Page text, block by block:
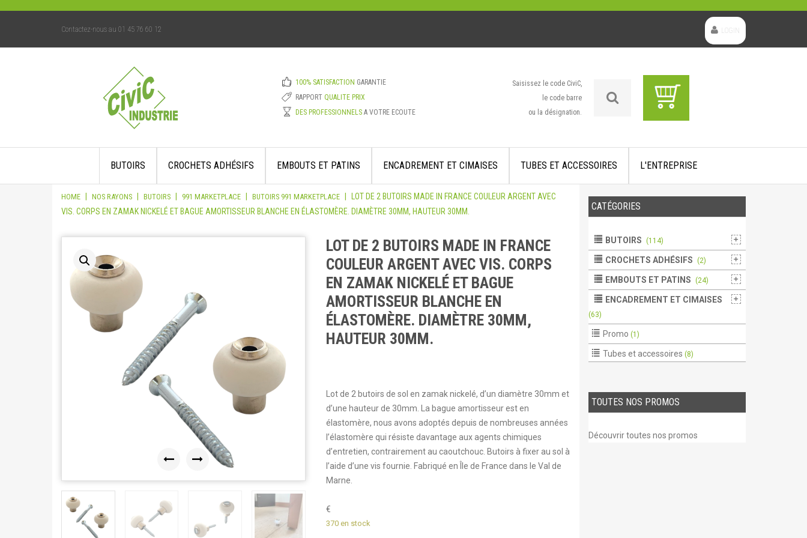
Contactez-nous au 01 45 76 60 12
100% SATISFACTION GARANTIE
RAPPORT QUALITE PRIX
DES PROFESSIONNELSA VOTRE ECOUTE
Saisissez le code CiviC,
le code barre
ou la désignation.
content
BUTOIRS CROCHETS ADHÉSIFS EMBOUTS ET PATINS ENCADREMENT ET CIMAISES TUBES ET ACCESSOIRES L'ENTREPRISE
HOME NOS RAYONS BUTOIRS 991 MARKETPLACE BUTOIRS 991 MARKETPLACE
LOT DE 2 BUTOIRS MADE IN FRANCE COULEUR ARGENT AVEC
VIS. CORPS EN ZAMAK NICKELÉ ET BAGUE AMORTISSEUR BLANCHE EN ÉLASTOMÈRE. DIAMÈTRE 30MM, HAUTEUR 30MM.
PreviousNext
LOT DE 2 BUTOIRS MADE IN FRANCE
COULEUR ARGENT AVEC VIS. CORPS
EN ZAMAK NICKELÉ ET BAGUE
AMORTISSEUR BLANCHE EN
ÉLASTOMÈRE. DIAMÈTRE 30MM,
HAUTEUR 30MM.
Lot de 2 butoirs de sol en zamak nickelé, d’un diamètre 30mm et
d’une hauteur de 30mm. La bague amortisseur est en
élastomère, nous avons adoptés depuis de nombreuses années
l’élastomère qui résiste davantage aux agents chimiques
d’entretien, contrairement au caoutchouc. Butoirs à fixer au sol à
l’aide d’une vis fournie. Fabriqué en Île de France dans le Val de
Marne.
€
370 en stock
CATÉGORIES
BUTOIRS (114)
CROCHETS ADHÉSIFS (2)
EMBOUTS ET PATINS (24)
ENCADREMENT ET CIMAISES
(63)
Promo (1)
Tubes et accessoires (8)
TOUTES NOS PROMOS
Découvrir toutes nos promos